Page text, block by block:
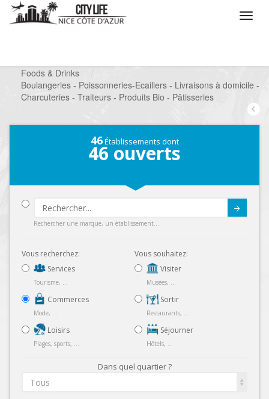
Foods & Drinks
/
Boulangeries - Poissonneries-Ecaillers - Livraisons à domicile -
Charcuteries - Traiteurs - Produits Bio - Pâtisseries
46Établissements dont
46 ouverts
Rechercher une marque, un établissement...
Vous recherchez:
Services
Tourisme, ...
Commerces
Mode, ...
Loisirs
Plages, sports, ...
Vous souhaitez:
Visiter
Musées, ...
Sortir
Restaurants, ...
Séjourner
Hôtels, ...
Dans quel quartier ?
Tous